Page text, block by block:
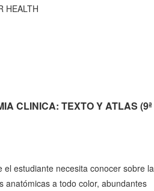
HEALTH
CLINICA: TEXTO Y ATLAS (9ª
estudiante necesita conocer sobre la
anatómicas a todo color, abundantes